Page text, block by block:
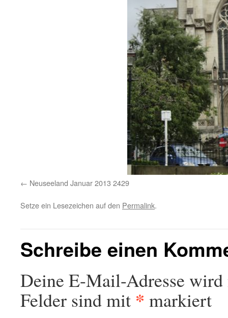
Neuseeland Januar 2013 2429
Setze ein Lesezeichen auf den Permalink.
Schreibe einen
Deine E-Mail-Adresse
Felder sind mit * markiert